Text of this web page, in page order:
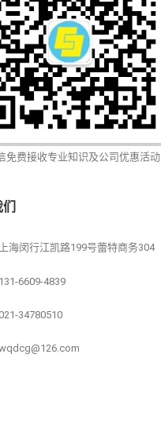
免费接收专业知识及公司优惠活动
上海闵行江凯路199号蕾特商务304
131-6609-4839
34780510